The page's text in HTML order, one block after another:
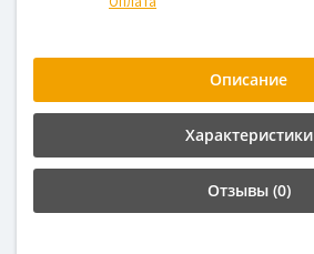
Описание
Характеристики
Отзывы (0)